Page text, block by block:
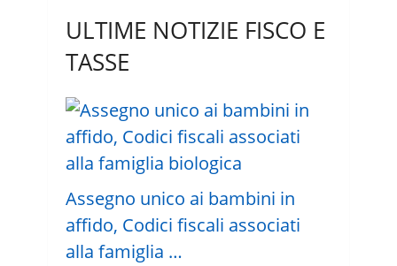
ULTIME NOTIZIE FISCO E
TASSE
Assegno unico ai bambini in
affido, Codici fiscali associati
alla famiglia …